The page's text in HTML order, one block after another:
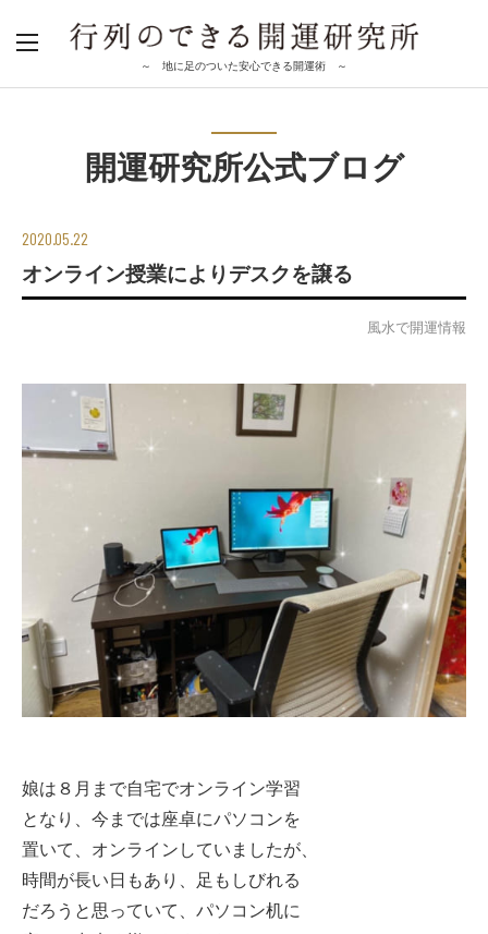
～ 地に足のついた安心できる開運術 ～
開運研究所公式ブログ
2020.05.22
オンライン授業によりデスクを譲る
風水で開運情報
娘は８月まで自宅でオンライン学習
となり、今までは座卓にパソコンを
置いて、オンラインしていましたが、
時間が長い日もあり、足もしびれる
だろうと思っていて、パソコン机に